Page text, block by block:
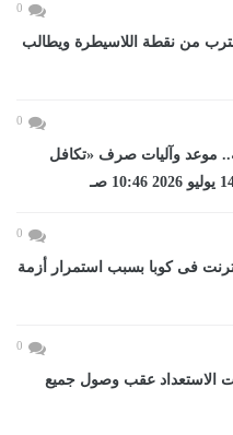
0
من نقطة اللاسيطرة ويطالب
0
جنيه.. موعد وآليات صرف «تكافل
0
فى كوبا بسبب استمرار أزمة
0
الاستعداد عقب وصول جميع